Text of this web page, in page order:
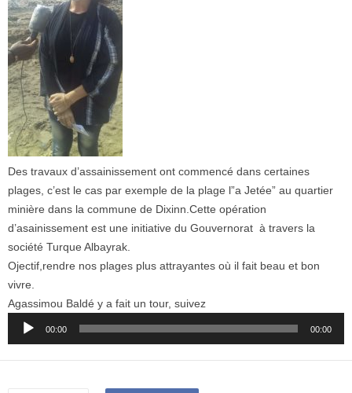
Des travaux d’assainissement ont commencé dans certaines
plages, c’est le cas par exemple de la plage l”a Jetée” au quartier
minière dans la commune de Dixinn.Cette opération
d’asainissement est une initiative du Gouvernorat à travers la
société Turque Albayrak.
Ojectif,rendre nos plages plus attrayantes où il fait beau et bon
vivre.
Agassimou Baldé y a fait un tour, suivez
Audio
00:00 00:00